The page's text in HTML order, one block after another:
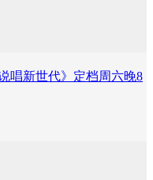
唱新世代》定档周六晚8